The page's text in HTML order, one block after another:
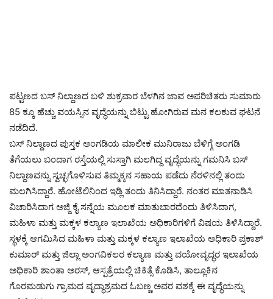
ಪಟ್ಟಣದ ಬಸ್ ನಿಲ್ದಾಣದ ಬಳಿ ಶುಕ್ರವಾರ ಬೆಳಗಿನ ಜಾವ ಅಪರಿಚಿತರು ಸುಮಾರು
85 ಕ್ಕೂ ಹೆಚ್ಚು ವಯಸ್ಸಿನ ವೃದ್ಧೆಯನ್ನು ಬಿಟ್ಟು ಹೋಗಿರುವ ಮನ ಕಲಕುವ ಘಟನೆ
ನಡೆದಿದೆ.
ಬಸ್ ನಿಲ್ದಾಣದ ಪುಸ್ತಕ ಅಂಗಡಿಯ ಮಾಲೀಕ ಮುನಿರಾಜು ಬೆಳಿಗ್ಗೆ ಅಂಗಡಿ
ತೆಗೆಯಲು ಬಂದಾಗ ರಸ್ತೆಯಲ್ಲಿ ಸುಸ್ತಾಗಿ ಮಲಗಿದ್ದ ವೃದ್ಧೆಯನ್ನು ಗಮನಿಸಿ ಬಸ್
ನಿಲ್ದಾಣವನ್ನು ಸ್ವಚ್ಛಗೊಳಿಸುವ ತಿಮ್ಮಕ್ಕನ ಸಹಾಯ ಪಡೆದು ನೆರಳಿನಲ್ಲಿ ತಂದು
ಮಲಗಿಸಿದ್ದಾರೆ. ಹೋಟೆಲಿನಿಂದ ಇಡ್ಲಿ ತಂದು ತಿನಿಸಿದ್ದಾರೆ. ನಂತರ ಮಾತನಾಡಿಸಿ
ವಿಚಾರಿಸಿದಾಗ ಅಜ್ಜಿ ಕೈ ಸನ್ನೆಯ ಮೂಲಕ ಮಾತುಬಾರದೆಂದು ತಿಳಿಸಿದಾಗ,
ಮಹಿಳಾ ಮತ್ತು ಮಕ್ಕಳ ಕಲ್ಯಾಣ ಇಲಾಖೆಯ ಅಧಿಕಾರಿಗಳಿಗೆ ವಿಷಯ ತಿಳಿಸಿದ್ದಾರೆ.
ಸ್ಥಳಕ್ಕೆ ಆಗಮಿಸಿದ ಮಹಿಳಾ ಮತ್ತು ಮಕ್ಕಳ ಕಲ್ಯಾಣ ಇಲಾಖೆಯ ಅಧಿಕಾರಿ ಪ್ರಕಾಶ್
ಕುಮಾರ್ ಮತ್ತು ಜಿಲ್ಲಾ ಅಂಗವಿಕಲರ ಕಲ್ಯಾಣ ಮತ್ತು ವಯೋವೃದ್ಧರ ಇಲಾಖೆಯ
ಅಧಿಕಾರಿ ಶಾಂತಾ ಅರಸ್, ಆಸ್ಪತ್ರೆಯಲ್ಲಿ ಚಿಕಿತ್ಸೆ ಕೊಡಿಸಿ, ತಾಲ್ಲೂಕಿನ
ಗೊರಮಡುಗು ಗ್ರಾಮದ ವೃದ್ಧಾಶ್ರಮದ ಓಬಣ್ಣ ಅವರ ವಶಕ್ಕೆ ಈ ವೃದ್ಧೆಯನ್ನು